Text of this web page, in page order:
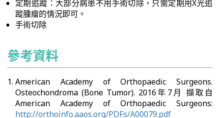
定期追蹤：大部分病患不用手術切除，只需定期用X光追
蹤腫瘤的情況即可。
手術切除
參考資料
American Academy of Orthopaedic Surgeons.
Osteochondroma (Bone Tumor). 2016年7月 擷取自
American Academy of Orthopaedic Surgeons:
http://orthoinfo.aaos.org/PDFs/A00079.pdf